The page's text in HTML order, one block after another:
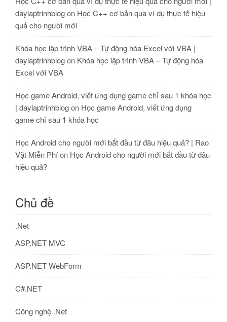
daylaptrinhblogon Học C++ cơ bản qua ví dụ thực tế hiệu
quả cho người mới
Khóa học lập trình VBA – Tự động hóa Excel với VBA |
daylaptrinhblogon Khóa học lập trình VBA – Tự động hóa
Excel với VBA
Học game Android, viết ứng dụng game chỉ sau 1 khóa học
| daylaptrinhblogon Học game Android, viết ứng dụng
game chỉ sau 1 khóa học
Học Android cho người mới bắt đầu từ đâu hiệu quả? | Rao
Vặt Miễn Phíon Học Android cho người mới bắt đầu từ đâu
hiệu quả?
Chủ đề
.Net
ASP.NET MVC
ASP.NET WebForm
C#.NET
Công nghệ .Net